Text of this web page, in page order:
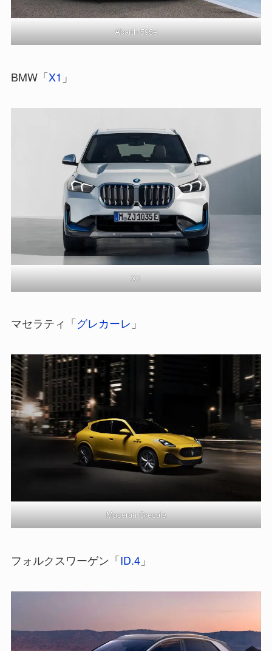
Abarth 595e
BMW「X1 」
X1
マセラティ「グレカーレ 」
Maserati Grecale
フォルクスワーゲン「ID.4」